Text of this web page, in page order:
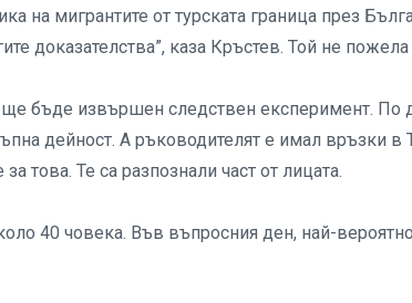
на мигрантите от турската граница през
доказателства”, каза Кръстев. Той не
бъде извършен следствен експеримент. По
дейност. А ръководителят е имал връзки в
това. Те са разпознали част от лицата.
40 човека. Във въпросния ден, най-